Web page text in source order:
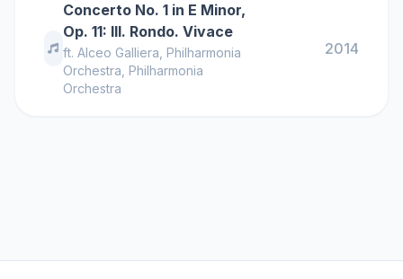
Concerto No. 1 in E Minor,
Op. 11: III. Rondo. Vivace
ft. Alceo Galliera Philharmonia
Orchestra Philharmonia
Orchestra
2014